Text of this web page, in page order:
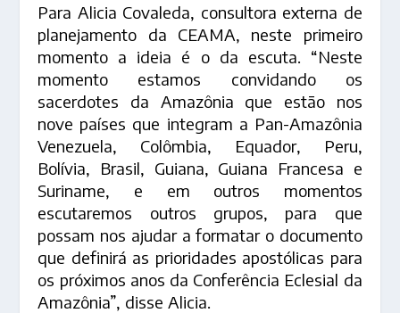
Para Alicia Covaleda, consultora externa de
planejamento da CEAMA, neste primeiro
momento a ideia é o da escuta. “Neste
momento estamos convidando os
sacerdotes da Amazônia que estão nos
nove países que integram a Pan-Amazônia
Venezuela, Colômbia, Equador, Peru,
Bolívia, Brasil, Guiana, Guiana Francesa e
Suriname, e em outros momentos
escutaremos outros grupos, para que
possam nos ajudar a formatar o documento
que definirá as prioridades apostólicas para
os próximos anos da Conferência Eclesial da
Amazônia”, disse Alicia.